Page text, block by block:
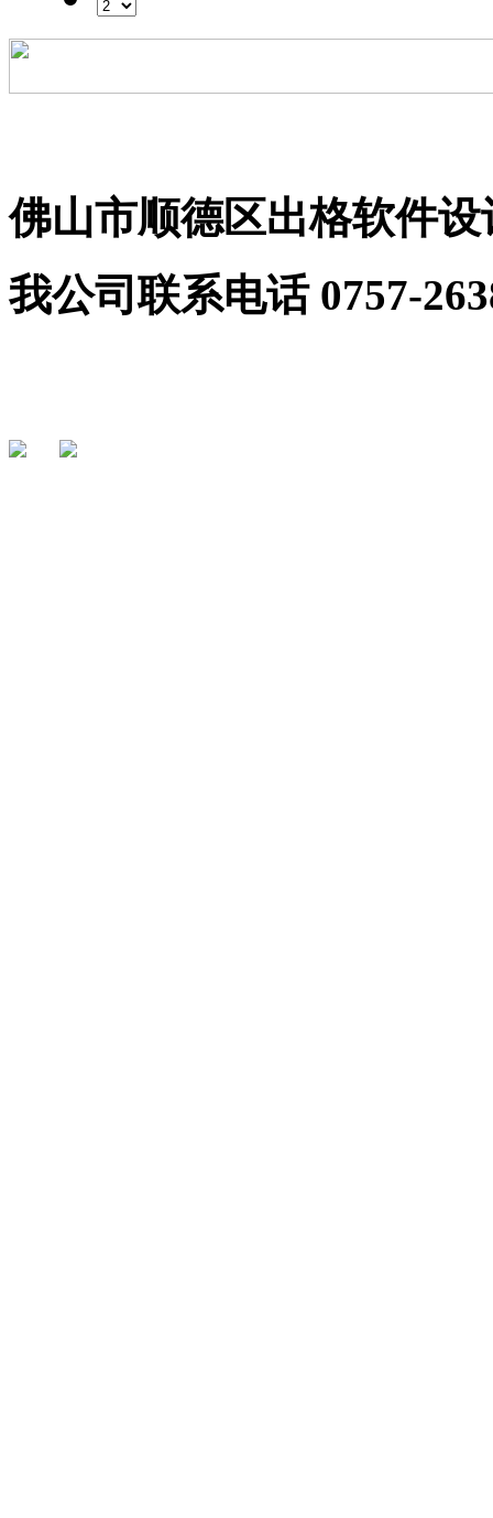
佛山市顺德区出格软件
我公司联系电话 0757-